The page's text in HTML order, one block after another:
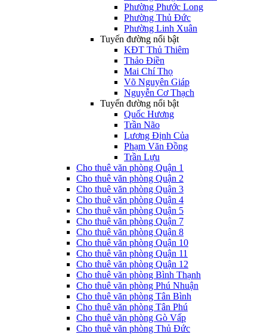
Phường Phước Long
Phường Thủ Đức
Phường Linh Xuân
Tuyến đường nổi bật
KĐT Thủ Thiêm
Thảo Điền
Mai Chí Thọ
Võ Nguyên Giáp
Nguyễn Cơ Thạch
Tuyến đường nổi bật
Quốc Hương
Trần Não
Lương Định Của
Phạm Văn Đồng
Trần Lựu
Cho thuê văn phòng Quận 1
Cho thuê văn phòng Quận 2
Cho thuê văn phòng Quận 3
Cho thuê văn phòng Quận 4
Cho thuê văn phòng Quận 5
Cho thuê văn phòng Quận 7
Cho thuê văn phòng Quận 8
Cho thuê văn phòng Quận 10
Cho thuê văn phòng Quận 11
Cho thuê văn phòng Quận 12
Cho thuê văn phòng Bình Thạnh
Cho thuê văn phòng Phú Nhuận
Cho thuê văn phòng Tân Bình
Cho thuê văn phòng Tân Phú
Cho thuê văn phòng Gò Vấp
Cho thuê văn phòng Thủ Đức